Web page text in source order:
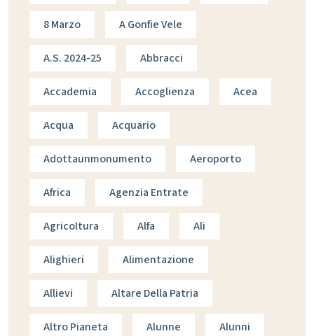
8 Marzo A Gonfie Vele
A.s. 2024-25 Abbracci
Accademia Accoglienza Acea
Acqua Acquario
Adottaunmonumento Aeroporto
Africa Agenzia Entrate
Agricoltura Alfa Ali
Alighieri Alimentazione
Allievi Altare Della Patria
Altro Pianeta Alunne Alunni